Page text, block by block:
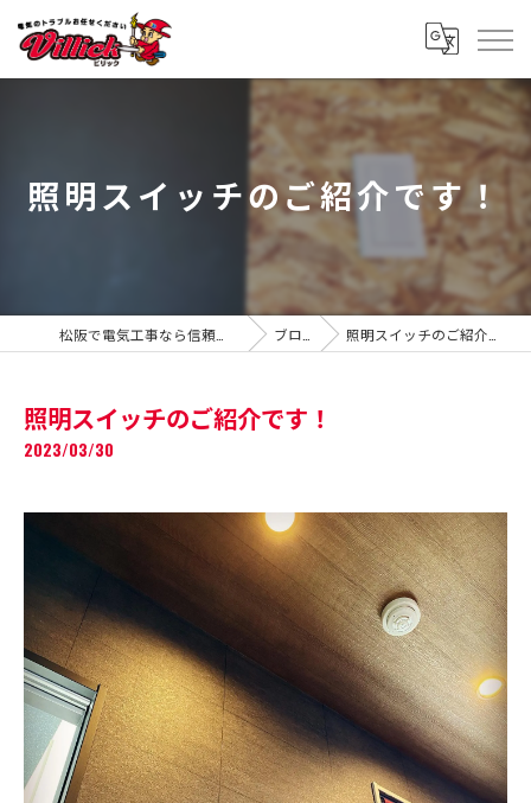
照明スイッチのご紹介です！
ブログ 照明スイッチのご紹介です！
照明スイッチのご紹介です！
2023/03/30